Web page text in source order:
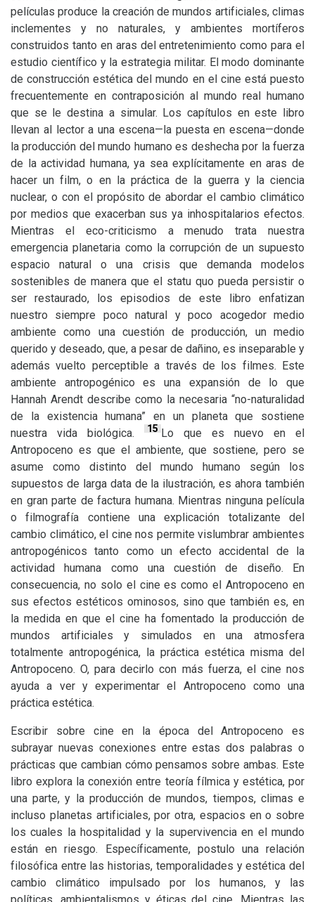
películas produce la creación de mundos artificiales, climas
inclementes y no naturales, y ambientes mortíferos
construidos tanto en aras del entretenimiento como para el
estudio científico y la estrategia militar. El modo dominante
de construcción estética del mundo en el cine está puesto
frecuentemente en contraposición al mundo real humano
que se le destina a simular. Los capítulos en este libro
llevan al lector a una escena—la puesta en escena—donde
la producción del mundo humano es deshecha por la fuerza
de la actividad humana, ya sea explícitamente en aras de
hacer un film, o en la práctica de la guerra y la ciencia
nuclear, o con el propósito de abordar el cambio climático
por medios que exacerban sus ya inhospitalarios efectos.
Mientras el eco-criticismo a menudo trata nuestra
emergencia planetaria como la corrupción de un supuesto
espacio natural o una crisis que demanda modelos
sostenibles de manera que el statu quo pueda persistir o
ser restaurado, los episodios de este libro enfatizan
nuestro siempre poco natural y poco acogedor medio
ambiente como una cuestión de producción, un medio
querido y deseado, que, a pesar de dañino, es inseparable y
además vuelto perceptible a través de los filmes. Este
ambiente antropogénico es una expansión de lo que
Hannah Arendt describe como la necesaria “no-naturalidad
de la existencia humana” en un planeta que sostiene
nuestra vida biológica.
15 Lo que es nuevo en el
Antropoceno es que el ambiente, que sostiene, pero se
asume como distinto del mundo humano según los
supuestos de larga data de la ilustración, es ahora también
en gran parte de factura humana. Mientras ninguna película
o filmografía contiene una explicación totalizante del
cambio climático, el cine nos permite vislumbrar ambientes
antropogénicos tanto como un efecto accidental de la
actividad humana como una cuestión de diseño. En
consecuencia, no solo el cine es como el Antropoceno en
sus efectos estéticos ominosos, sino que también es, en
la medida en que el cine ha fomentado la producción de
mundos artificiales y simulados en una atmosfera
totalmente antropogénica, la práctica estética misma del
Antropoceno. O, para decirlo con más fuerza, el cine nos
ayuda a ver y experimentar el Antropoceno como una
práctica estética.
Escribir sobre cine en la época del Antropoceno es
subrayar nuevas conexiones entre estas dos palabras o
prácticas que cambian cómo pensamos sobre ambas. Este
libro explora la conexión entre teoría fílmica y estética, por
una parte, y la producción de mundos, tiempos, climas e
incluso planetas artificiales, por otra, espacios en o sobre
los cuales la hospitalidad y la supervivencia en el mundo
están en riesgo. Específicamente, postulo una relación
filosófica entre las historias, temporalidades y estética del
cambio climático impulsado por los humanos, y las